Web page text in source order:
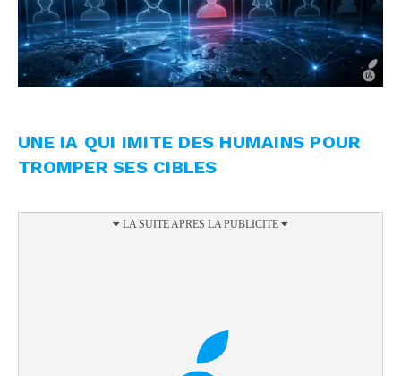
UNE IA QUI IMITE DES HUMAINS POUR
TROMPER SES CIBLES